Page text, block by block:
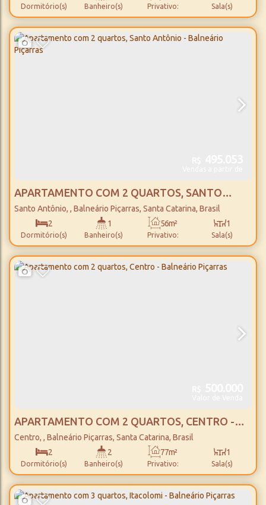
Dormitório(s) Banheiro(s) Privativo: Sala(s)
1
Vaga(s)
100m
Distância do Mar Útil:
62m²
APARTAMENTO COM 2 QUARTOS, SANTO
ANTÔNIO - BALNEÁRIO PIÇARRAS
Santo Antônio , Balneário Piçarras, Santa Catarina, Brasil
2
Dormitório(s)
1
Banheiro(s) Privativo:
56m² 1
Sala(s)
1
Vaga(s)
APARTAMENTO COM 2 QUARTOS, CENTRO -
BALNEÁRIO PIÇARRAS
Centro , Balneário Piçarras, Santa Catarina, Brasil
2
Dormitório(s)
2
Banheiro(s) Privativo:
77m² 1
Sala(s)
1
Suíte(s)
1
Vaga(s)
850m
Distância do Mar